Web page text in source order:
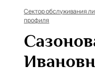
Сектор обслуживания
профиля